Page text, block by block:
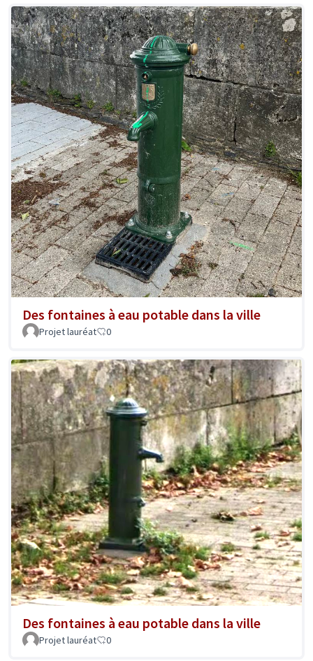
Des fontaines à eau potable dans la ville
Projet lauréat 0
Des fontaines à eau potable dans la ville
Projet lauréat 0